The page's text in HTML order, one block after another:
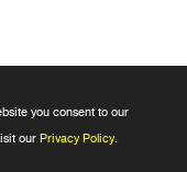
you consent to our
ourPrivacy Policy.